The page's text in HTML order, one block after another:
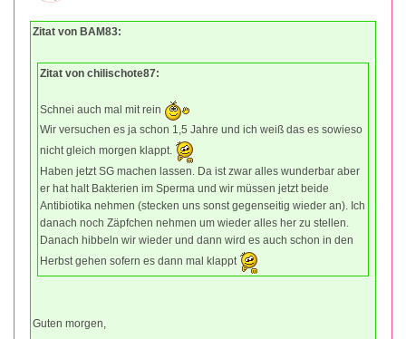
Zitat von BAM83:
Zitat von chilischote87:
Schnei auch mal mit rein
Wir versuchen es ja schon 1,5 Jahre und ich weiß das es sowieso
nicht gleich morgen klappt.
Haben jetzt SG machen lassen. Da ist zwar alles wunderbar aber
er hat halt Bakterien im Sperma und wir müssen jetzt beide
Antibiotika nehmen (stecken uns sonst gegenseitig wieder an). Ich
danach noch Zäpfchen nehmen um wieder alles her zu stellen.
Danach hibbeln wir wieder und dann wird es auch schon in den
Herbst gehen sofern es dann mal klappt
Guten morgen,